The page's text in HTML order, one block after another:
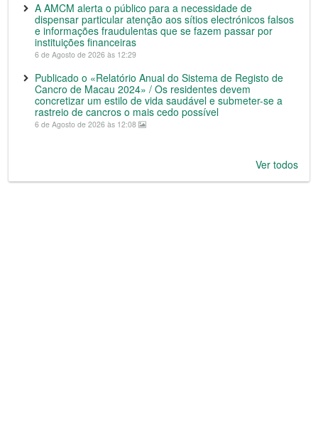
A AMCM alerta o público para a necessidade de
dispensar particular atenção aos sítios electrónicos falsos
e informações fraudulentas que se fazem passar por
instituições financeiras
6 de Agosto de 2026 às 12:29
Publicado o «Relatório Anual do Sistema de Registo de
Cancro de Macau 2024» / Os residentes devem
concretizar um estilo de vida saudável e submeter-se a
rastreio de cancros o mais cedo possível
6 de Agosto de 2026 às 12:08
Ver todos